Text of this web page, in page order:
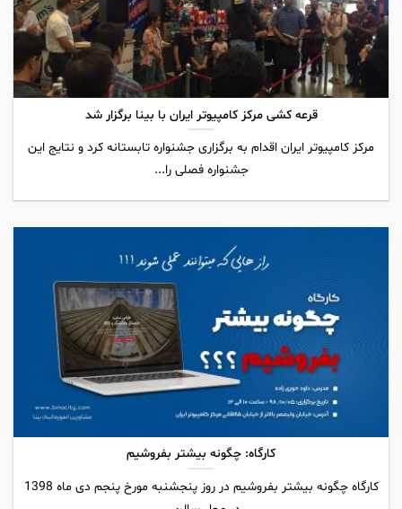
قرعه کشی مرکز کامپیوتر ایران با بینا برگزار شد
مرکز کامپیوتر ایران اقدام به برگزاری جشنواره تابستانه کرد و نتایج این
جشنواره فصلی را...
کارگاه: چگونه بیشتر بفروشیم
کارگاه چگونه بیشتر بفروشیم در روز پنجشنبه مورخ پنجم دی ماه 1398